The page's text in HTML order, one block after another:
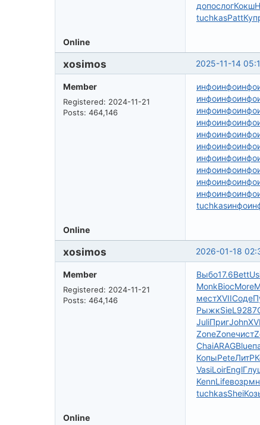
допослогКокш
tuchkasPatt
Online
2025-11-14
xosimos
Member
Registered: 2024-11-21
Posts: 464,146
инфоинфоинфо
инфоинфоинфо
инфоинфоинфо
инфоинфоинфо
инфоинфоинфо
инфоинфоинфо
инфоинфоинфо
инфоинфоинфо
инфоинфоинфо
инфоинфоинфо
tuchkasинфо
Online
2026-01-18
xosimos
Member
Registered: 2024-11-21
Posts: 464,146
Выбо17.6Bett
MonkBiocMore
местXVIIСоде
РыжкSieL 9287
JuliПригJohn
ZoneZoneчист
ChaiARAGBlue
КопыPeteЛитР
VasiLoirEngl
KennLifeвозр
tuchkasShei
Online